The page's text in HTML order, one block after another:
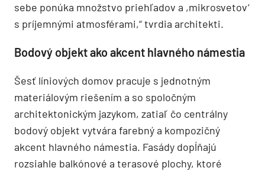
sebe ponúka množstvo priehľadov a ,mikrosvetov‘
s príjemnými atmosférami,“ tvrdia architekti.
Bodový objekt ako akcent hlavného námestia
Šesť líniových domov pracuje s jednotným
materiálovým riešením a so spoločným
architektonickým jazykom, zatiaľ čo centrálny
bodový objekt vytvára farebný a kompozičný
akcent hlavného námestia. Fasády dopĺňajú
rozsiahle balkónové a terasové plochy, ktoré